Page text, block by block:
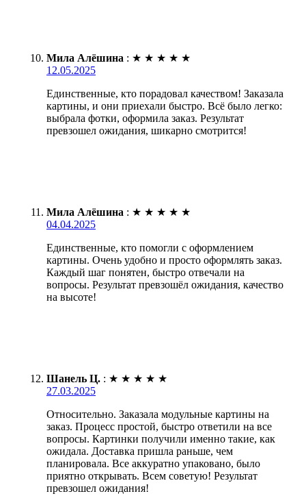
Мила Алёшина : ★ ★ ★ ★ ★
12.05.2025
Единственные, кто порадовал качеством! Заказала
картины, и они приехали быстро. Всё было легко:
выбрала фотки, оформила заказ. Результат
превзошел ожидания, шикарно смотрится!
Мила Алёшина : ★ ★ ★ ★ ★
04.04.2025
Единственные, кто помогли с оформлением
картины. Очень удобно и просто оформлять заказ.
Каждый шаг понятен, быстро отвечали на
вопросы. Результат превзошёл ожидания, качество
на высоте!
Шанель Ц. : ★ ★ ★ ★ ★
27.03.2025
Относительно. Заказала модульные картины на
заказ. Процесс простой, быстро ответили на все
вопросы. Картинки получили именно такие, как
ожидала. Доставка пришла раньше, чем
планировала. Все аккуратно упаковано, было
приятно открывать. Всем советую! Результат
превзошел ожидания!